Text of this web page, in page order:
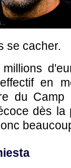
se cacher.
en
du
dès